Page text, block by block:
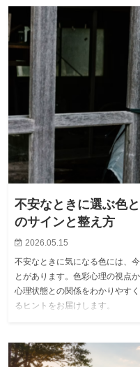
不安なときに選ぶ色
のサインと整え方
2026.05.15
不安なときに気になる色には、
とがあります。色彩心理の視点
心理状態との関係をわかりやす
るヒントをお届けします。